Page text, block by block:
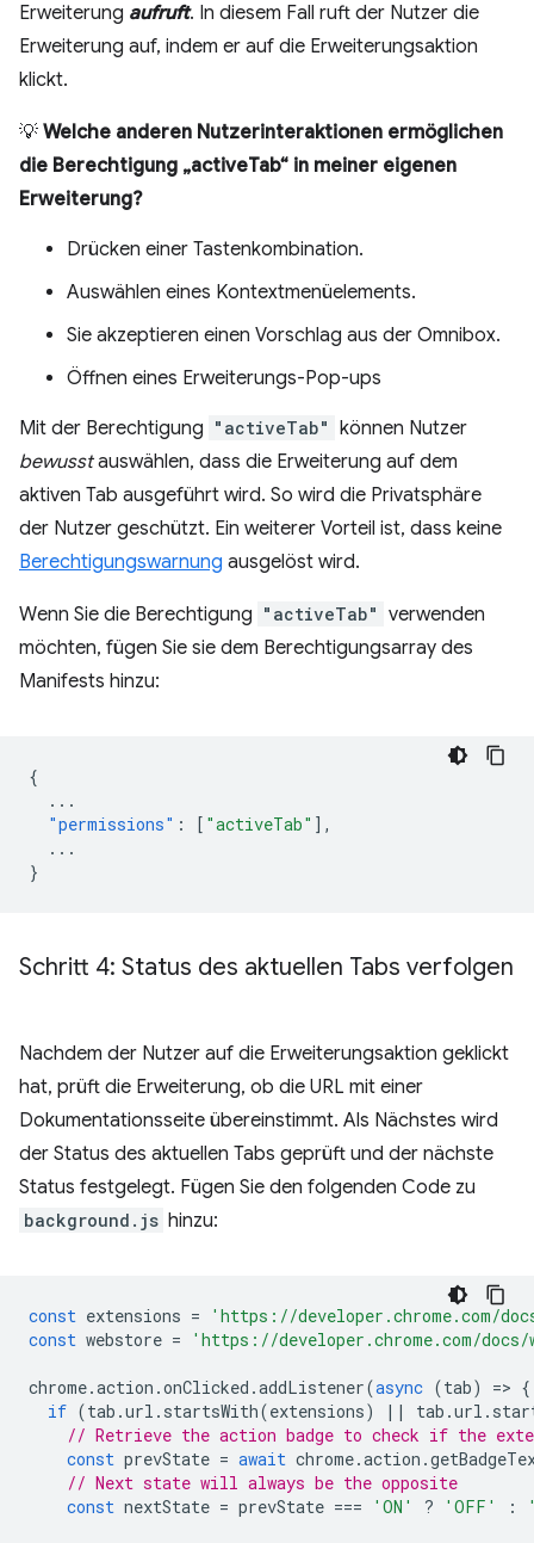
Erweiterung aufruft. In diesem Fall ruft der Nutzer die
Erweiterung auf, indem er auf die Erweiterungsaktion
klickt.
💡 Welche anderen Nutzerinteraktionen ermöglichen
die Berechtigung „activeTab“ in meiner eigenen
Erweiterung?
Drücken einer Tastenkombination.
Auswählen eines Kontextmenüelements.
Sie akzeptieren einen Vorschlag aus der Omnibox.
Öffnen eines Erweiterungs-Pop-ups
Mit der Berechtigung "activeTab" können Nutzer
bewusstauswählen, dass die Erweiterung auf dem
aktiven Tab ausgeführt wird. So wird die Privatsphäre
der Nutzer geschützt. Ein weiterer Vorteil ist, dass keine
Berechtigungswarnung ausgelöst wird.
Wenn Sie die Berechtigung "activeTab" verwenden
möchten, fügen Sie sie dem Berechtigungsarray des
Manifests hinzu:
{
...
"permissions" : [ "activeTab" ],
...
}
Schritt 4: Status des aktuellen Tabs verfolgen
Nachdem der Nutzer auf die Erweiterungsaktion geklickt
hat, prüft die Erweiterung, ob die URL mit einer
Dokumentationsseite übereinstimmt. Als Nächstes wird
der Status des aktuellen Tabs geprüft und der nächste
Status festgelegt. Fügen Sie den folgenden Code zu
background.js hinzu:
const extensions =
'https://developer.chrome.com/
const webstore = 'https://developer.chrome.com/docs/
chrome.action .onClicked .addListener(async (tab) => {
if (tab .url . startsWith(extensions) || tab .url .
// Retrieve the action badge to check if the
const prevState = await chrome.action .
// Next state will always be the opposite
const nextState = prevState === 'ON' ? 'OFF' :